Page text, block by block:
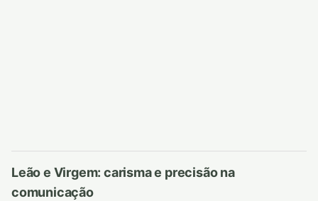
Leão e Virgem: carisma e precisão na
comunicação